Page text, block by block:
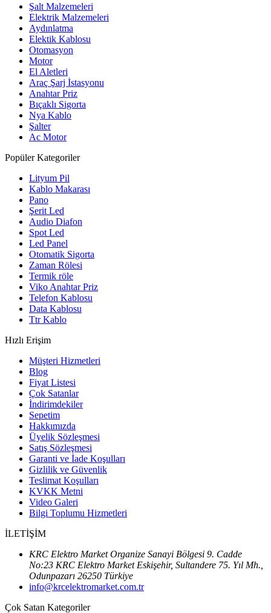
Şalt Malzemeleri
Elektrik Malzemeleri
Aydınlatma
Elektik Kablosu
Otomasyon
Motor
El Aletleri
Araç Şarj İstasyonu
Anahtar Priz
Bıçaklı Sigorta
Nya Kablo
Şalter
Ac Motor
Popüler Kategoriler
Lityum Pil
Kablo Makarası
Pano
Şerit Led
Audio Diafon
Spot Led
Led Panel
Otomatik Sigorta
Zaman Rölesi
Termik röle
Viko Anahtar Priz
Telefon Kablosu
Data Kablosu
Ttr Kablo
Hızlı Erişim
Müşteri Hizmetleri
Blog
Fiyat Listesi
Çok Satanlar
İndirimdekiler
Sepetim
Hakkımızda
Üyelik Sözleşmesi
Satış Sözleşmesi
Garanti ve İade Koşulları
Gizlilik ve Güvenlik
Teslimat Koşulları
KVKK Metni
Video Galeri
Bilgi Toplumu Hizmetleri
İLETİŞİM
KRC Elektro Market Organize Sanayi Bölgesi 9. Cadde
No:23 KRC Elektro Market Eskişehir, Sultandere 75. Yıl Mh.,
Odunpazarı 26250 Türkiye
info@krcelektromarket.com.tr
Çok Satan Kategoriler